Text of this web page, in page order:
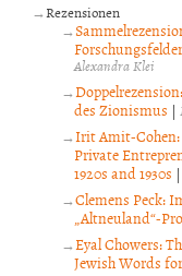
Rezensionen
Alexandra Klei
des Zionismus |
Irit Amit-Cohen:
Private
1920s and 1930s |
Clemens Peck:
„Altneuland“-
Eyal Chowers:
Jewish Words